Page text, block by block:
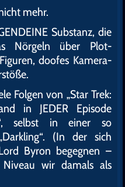
mehr.
Substanz, die
Nörgeln über Plot-
doofes Kamera-
Folgen von „Star Trek:
in JEDER Episode
selbst in einer so
(In der sich
Byron begegnen –
wir damals als